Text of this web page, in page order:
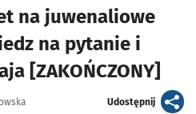
na juwenaliowe
na pytanie i
[ZAKOŃCZONY]
Udostępnijartykuł